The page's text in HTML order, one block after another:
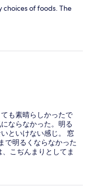
choices of foods. The
も素晴らしかったで
ならなかった。明る
といけない感じ。 窓
で明るくならなかった
こぢんまりとしてま
もちょうどよかった